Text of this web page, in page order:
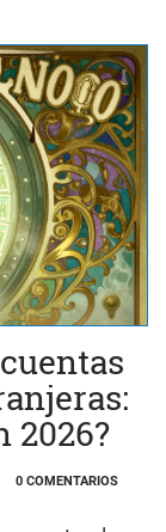
2026?
0 COMENTARIOS